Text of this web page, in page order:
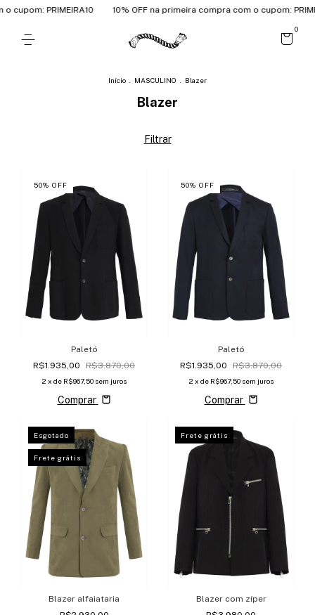
PRIMEIRA10 10% OFF na primeira compra com o cupom:
0
Início MASCULINO Blazer
Blazer
Filtrar
50% OFF
Paletó
R$1.935,00
R$3.870,00
2 x de R$967,50 sem juros
Comprar
50% OFF
Paletó
R$1.935,00
R$3.870,00
2 x de R$967,50 sem juros
Comprar
Esgotado
Frete grátis
Blazer alfaiataria
Frete grátis
Blazer com zíper